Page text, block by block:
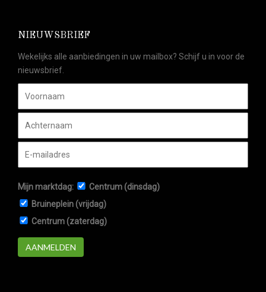
NIEUWSBRIEF
Wekelijks alle aanbiedingen in uw mailbox? Schijf u in voor de
nieuwsbrief.
Mijn marktdag:
Centrum (dinsdag)
Bruineplein (vrijdag)
Centrum (zaterdag)
AANMELDEN